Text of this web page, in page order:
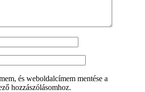
és weboldalcímem mentése a
hozzászólásomhoz.